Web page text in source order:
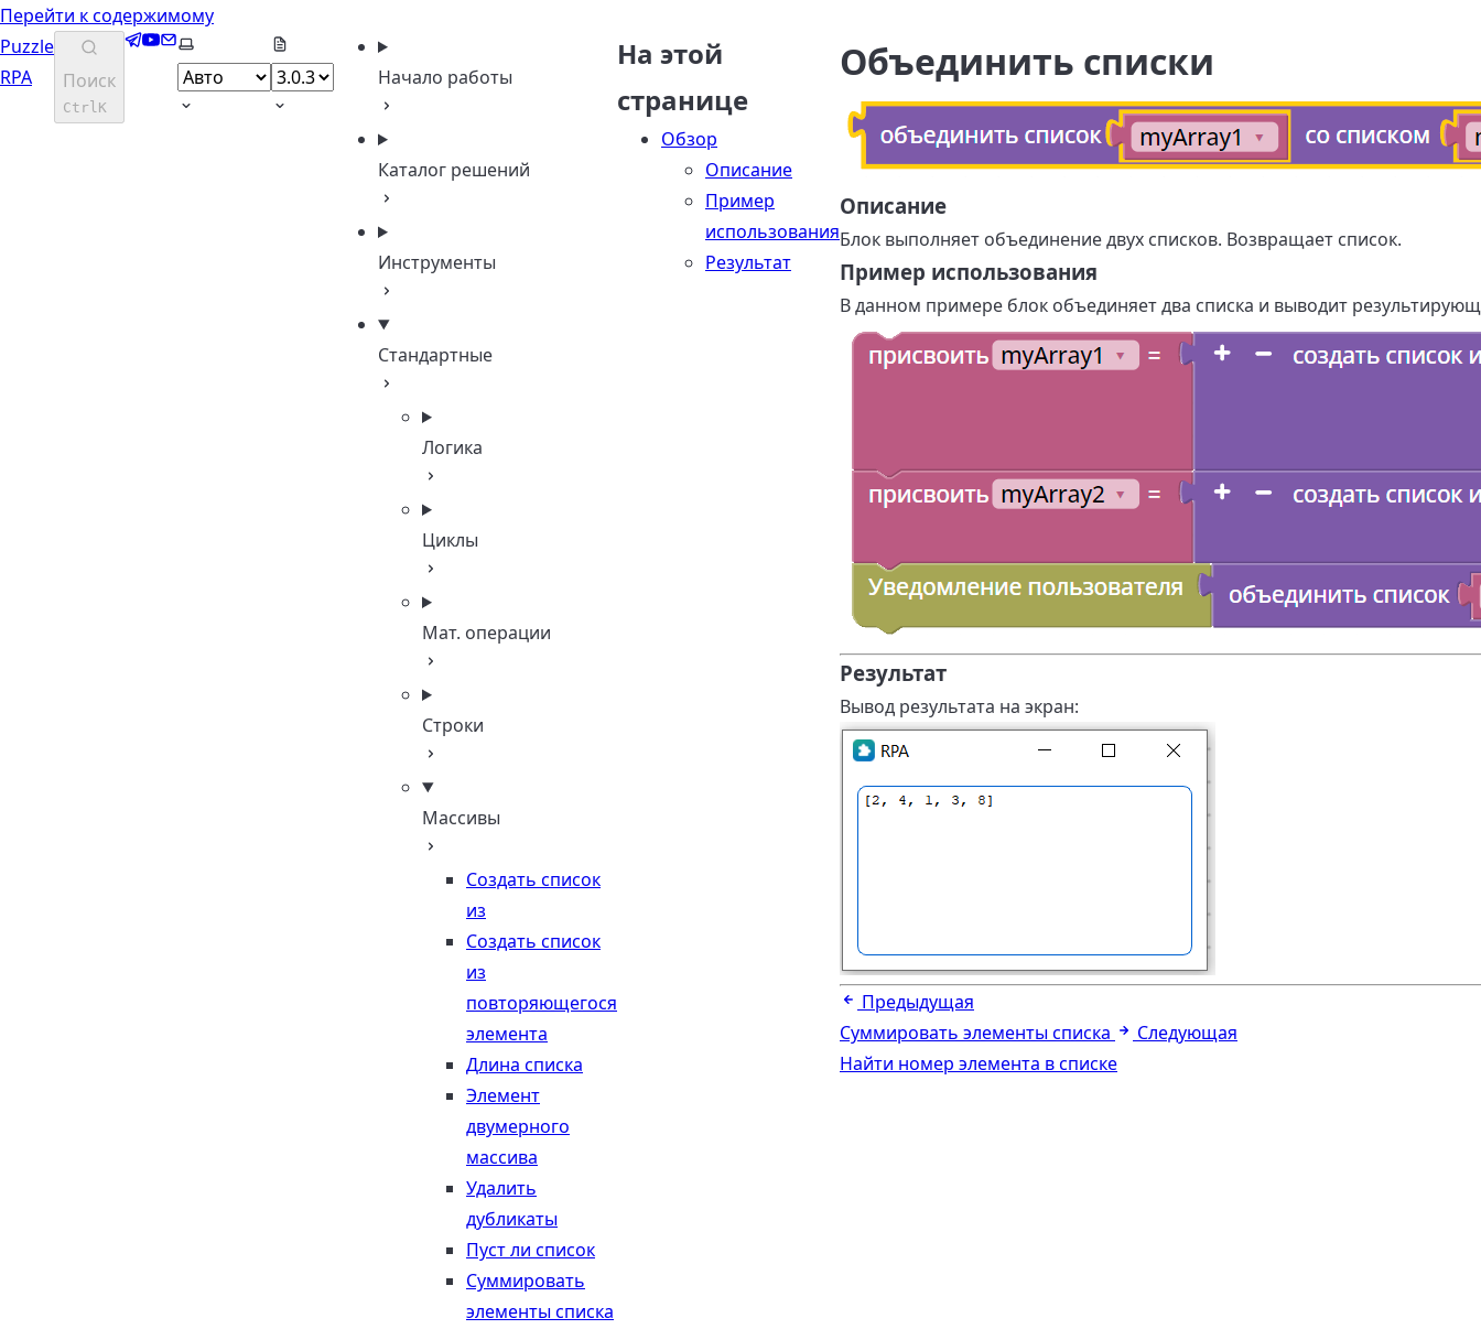
Перейти к содержимому
Puzzle
RPA
Поиск
CtrlK
Telegram
YouTube
EmailВыберите тему
Начало работы
Каталог решений
Инструменты
Стандартные
Логика
Циклы
Мат. операции
Строки
Массивы
Создать список
из
Создать список
из
повторяющегося
элемента
Длина списка
Элемент
двумерного
массива
Удалить
дубликаты
Пуст ли список
Суммировать
элементы списка
На этой
странице
Обзор
Описание
Пример
использования
Результат
Объединить списки
Описание
Блок выполняет объединение двух списков. Возвращает список.
Пример использования
В данном примере блок объединяет два списка и выводит
Результат
Вывод результата на экран:
Предыдущая
Суммировать элементы списка
Следующая
Найти номер элемента в списке